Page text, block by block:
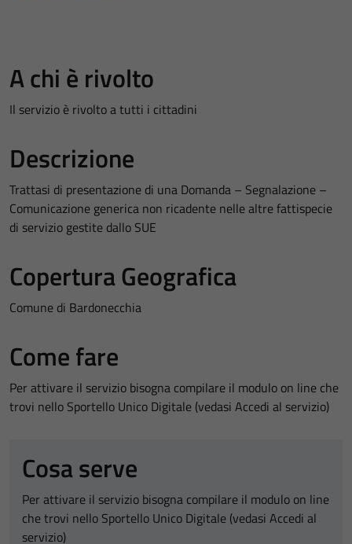
A chi è rivolto
Il servizio è rivolto a tutti i cittadini
Descrizione
Trattasi di presentazione di una Domanda – Segnalazione –
Comunicazione generica non ricadente nelle altre fattispecie
di servizio gestite dallo SUE
Copertura Geografica
Comune di Bardonecchia
Come fare
Per attivare il servizio bisogna compilare il modulo on line che
trovi nello Sportello Unico Digitale (vedasi Accedi al servizio)
Cosa serve
Per attivare il servizio bisogna compilare il modulo on line
che trovi nello Sportello Unico Digitale (vedasi Accedi al
servizio)